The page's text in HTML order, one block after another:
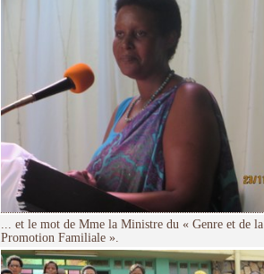
... et le mot de Mme la Ministre du « Genre et de la
Promotion Familiale ».